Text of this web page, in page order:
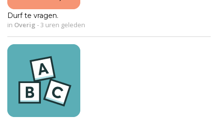
Durf te vragen.
in Overig - 3 uren geleden